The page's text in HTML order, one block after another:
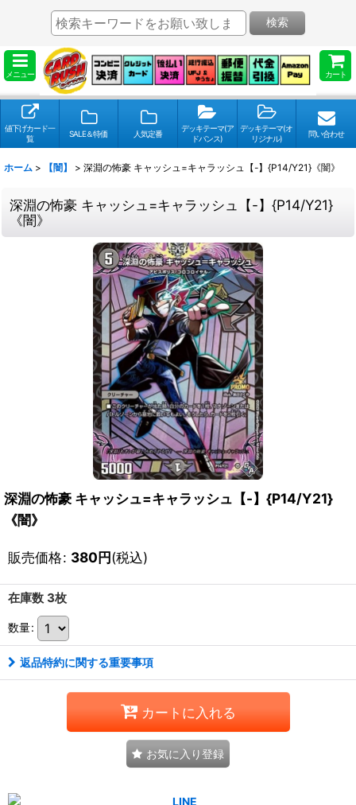
メニュー カート
検索
値下げカード一
覧
SALE＆特価 人気定番
デッキテーマ(ア
ドバンス)
デッキテーマ(オ
リジナル)
問い合わせ
ホーム > 【闇】 > 深淵の怖豪 キャッシュ=キャラッシュ【-】{P14/Y21}《闇》
深淵の怖豪 キャッシュ=キャラッシュ【-】{P14/Y21}
《闇》
深淵の怖豪 キャッシュ=キャラッシュ【-】{P14/Y21}
《闇》
販売価格: 380円(税込)
在庫数 3枚
数量:
返品特約に関する重要事項
カートに入れる
お気に入り登録